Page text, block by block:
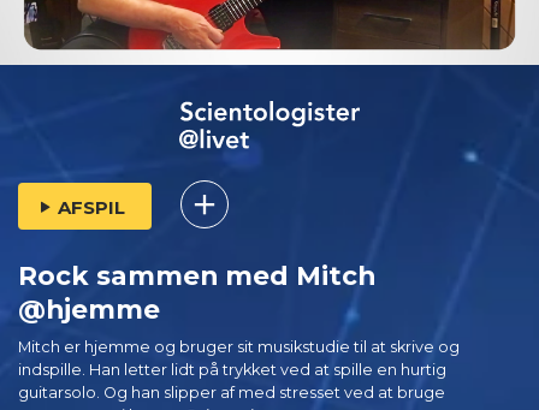
AFSPIL
Rock sammen med Mitch
@hjemme
Mitch er hjemme og bruger sit musikstudie til at skrive og
indspille. Han letter lidt på trykket ved at spille en hurtig
guitarsolo. Og han slipper af med stresset ved at bruge